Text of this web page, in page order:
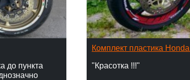
до пункта
Комплект пластика
"Красотка !!!"